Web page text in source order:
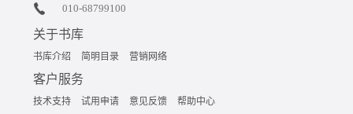
010-68799100
关于书库
书库介绍 简明目录 营销网络
客户服务
技术支持 试用申请 意见反馈 帮助中心